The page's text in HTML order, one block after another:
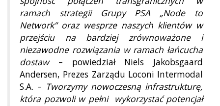
ramach strategii Grupy PSA „Node to
Network” oraz wesprze naszych klientów w
przejściu na bardziej zrównoważone i
niezawodne rozwiązania w ramach łańcucha
dostaw– powiedział Niels Jakobsgaard
Andersen, Prezes Zarządu Loconi Intermodal
S.A. – Tworzymy nowoczesną infrastrukturę,
która pozwoli w pełni wykorzystać potencjał